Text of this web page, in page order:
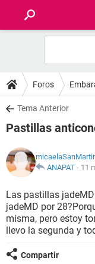
FOROS
SALUD
NUTRICIÓN
BIENESTAR
SEXUALIDAD
GLOSARIO
Foros
Tema Anterior
Pastillas
ANAPAT - 11
Las pastillas
jadeMD por
misma, pero estoy
llevo la segunda y
Compartir